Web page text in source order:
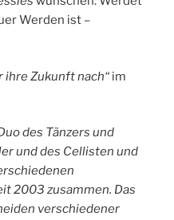
Werden ist –
ihre Zukunft nach“ im
des Tänzers und
und des Cellisten und
2003 zusammen. Das
verschiedener